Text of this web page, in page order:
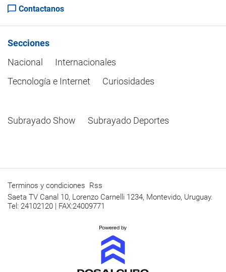
Contactanos
Secciones
Nacional
Internacionales
Tecnología e Internet
Curiosidades
Subrayado Show Subrayado Deportes
Terminos y condiciones Rss
Saeta TV Canal 10, Lorenzo Carnelli 1234, Montevido, Uruguay.
Tel: 24102120 | FAX:24009771